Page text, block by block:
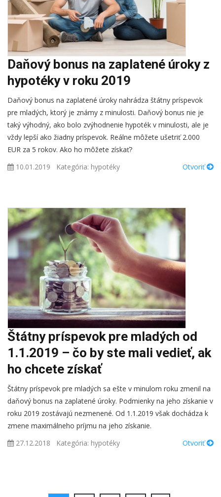
Daňový bonus na zaplatené úroky z
hypotéky v roku 2019
Daňový bonus na zaplatené úroky nahrádza štátny príspevok
pre mladých, ktorý je známy z minulosti. Daňový bonus nie je
taký výhodný, ako bolo zvýhodnenie hypoték v minulosti, ale je
vždy lepší ako žiadny príspevok. Reálne môžete ušetriť 2.000
EUR za 5 rokov. Ako ho môžete získať?
10.01.2019
Kategória: hypotéky Otvoriť
Štátny príspevok pre mladých od
1.1.2019 – čo by ste mali vedieť, ak
ho chcete získať
Štátny príspevok pre mladých sa ešte v minulom roku zmenil na
daňový bonus na zaplatené úroky. Podmienky na jeho získanie v
roku 2019 zostávajú nezmenené. Od 1.1.2019 však dochádza k
zmene maximálneho príjmu na jeho získanie.
27.12.2018
Kategória: hypotéky Otvoriť